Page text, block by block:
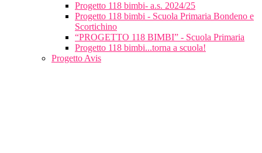
Progetto 118 bimbi- a.s. 2024/25
Progetto 118 bimbi - Scuola Primaria Bondeno e
Scortichino
“PROGETTO 118 BIMBI” - Scuola Primaria
Progetto 118 bimbi...torna a scuola!
Progetto Avis